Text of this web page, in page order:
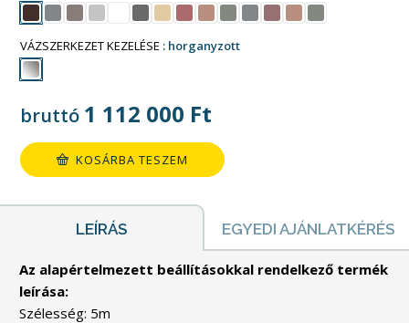
VÁZSZERKEZET KEZELÉSE horganyzott
bruttó 1 112 000 Ft
KOSÁRBA TESZEM
LEÍRÁS EGYEDI AJÁNLATKÉRÉS
Az alapértelmezett beállításokkal rendelkező termék
leírása:
Szélesség: 5m